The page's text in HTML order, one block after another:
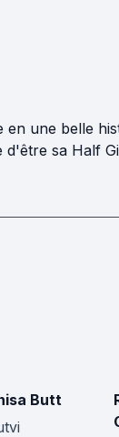
en une belle
d'être sa Half
Butt